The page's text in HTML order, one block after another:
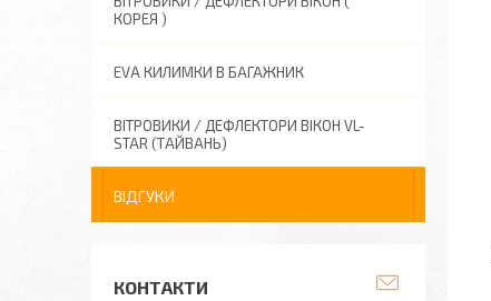
КОРЕЯ )
EVA КИЛИМКИ В БАГАЖНИК
ВІТРОВИКИ / ДЕФЛЕКТОРИ ВІКОН VL-
STAR (ТАЙВАНЬ)
ВІДГУКИ
КОНТАКТИ